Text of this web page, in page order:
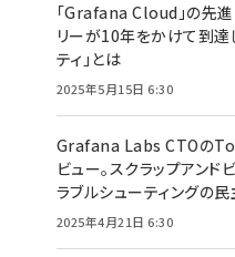
「Grafana Cloud」の先
リーが10年をかけて到達
ティ」とは
2025年5月15日 6:30
Grafana Labs CTOの
ビュー。スクラップアンド
ラブルシューティングの民
2025年4月21日 6:30